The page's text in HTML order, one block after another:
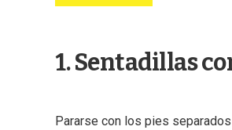
1. Sentadillas
Pararse con los pies